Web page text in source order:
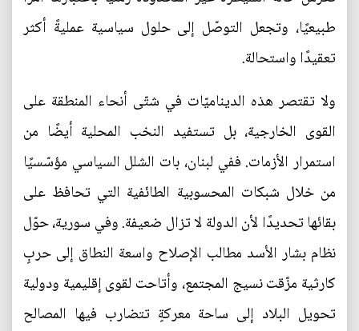
طبيعيًا، وتجعل التوصّل إلى حلول سياسية عمليةً أكثر
تعقيدًا واستحالة.
ولا تقتصر هذه الديناميّات في شتّى أنحاء المنطقة على
القوى الخارجية، بل تستفيد النخب المحلية أيضًا من
استمرار الأزمات. ففي لبنان، بات الشلل السياسي مؤسّسيًا
من خلال شبكات المحسوبية الطائفية التي تحافظ على
بقائها تحديدًا لأن الدولة لا تزال ضعيفة. وفي سورية، حوّل
نظام بشار الأسد مطالب الإصلاح واسعة النطاق إلى حربٍ
كارثية مزّقت نسيج المجتمع، وأتاحت لقوى إقليمية ودولية
تحويل البلاد إلى ساحة معركةٍ تتضارب فيها المصالح